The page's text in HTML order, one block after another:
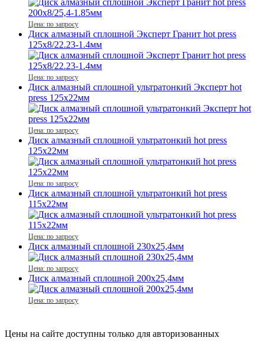
Цена: по запросу
Диск алмазный сплошной Эксперт Гранит hot press
125x8/22.23-1.4мм
Цена: по запросу
Диск алмазный сплошной ультратонкий Эксперт hot
press 125x22мм
Цена: по запросу
Диск алмазный сплошной ультратонкий hot press
125x22мм
Цена: по запросу
Диск алмазный сплошной ультратонкий hot press
115x22мм
Цена: по запросу
Диск алмазный сплошной 230x25,4мм
Цена: по запросу
Диск алмазный сплошной 200x25,4мм
Цена: по запросу
Цены на сайте доступны только для авторизованных